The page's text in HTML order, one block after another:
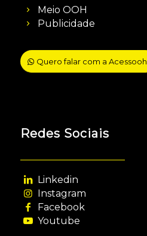
Meio OOH
Publicidade
Quero falar com a Acessooh
Redes Sociais
Linkedin
Instagram
Facebook
Youtube